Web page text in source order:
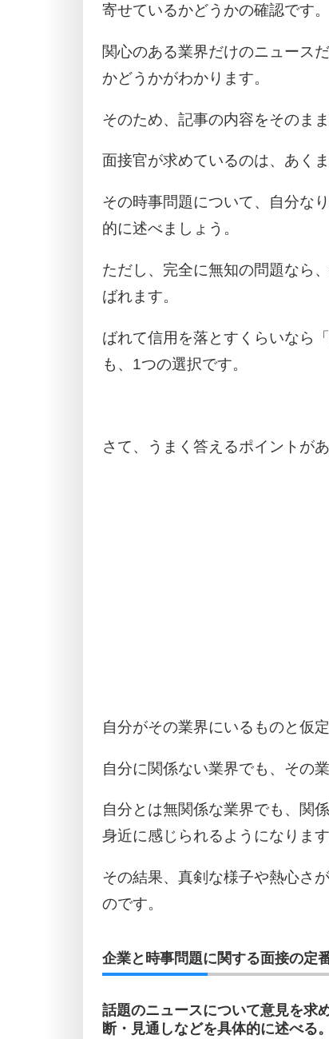
寄せているかどうかの確認です。
関心のある業界だけのニュース
かどうかがわかります。
そのため、記事の内容をそのま
面接官が求めているのは、あくま
その時事問題について、自分な
的に述べましょう。
ただし、完全に無知の問題なら
ばれます。
ばれて信用を落とすくらいなら
も、1つの選択です。
さて、うまく答えるポイントがあ
自分がその業界にいるものと仮
自分に関係ない業界でも、その
自分とは無関係な業界でも、関
身近に感じられるようになります
その結果、真剣な様子や熱心さ
のです。
企業と時事問題に関する面接の定
話題のニュースについて意見を求
断・見通しなどを具体的に述べる。